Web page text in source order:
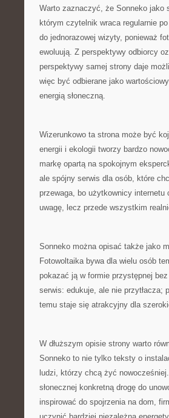
Warto zaznaczyć, że Sonneko jako
którym czytelnik wraca regularnie
do jednorazowej wizyty, ponieważ
ewoluują. Z perspektywy odbiorcy
perspektywy samej strony daje
więc być odbierane jako
energią słoneczną.
Wizerunkowo ta strona może być
energii i ekologii tworzy bardzo
markę opartą na spokojnym
ale spójny serwis dla osób, które
przewaga, bo użytkownicy
uwagę, lecz przede wszystkim
Sonneko można opisać także jako
Fotowoltaika bywa dla wielu osób
pokazać ją w formie przystępnej
serwis: edukuje, ale nie przytłacza;
temu staje się atrakcyjny dla
W dłuższym opisie strony warto
Sonneko to nie tylko teksty o
ludzi, którzy chcą żyć
słonecznej konkretną drogę do
inspirować do spojrzenia na dom,